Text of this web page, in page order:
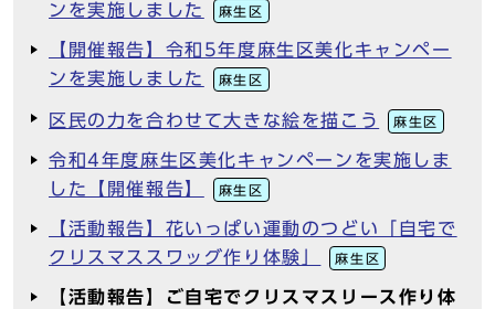
ンを実施しました
麻生区
【開催報告】令和5年度麻生区美化キャンペー
ンを実施しました
麻生区
区民の力を合わせて大きな絵を描こう 麻生区
令和4年度麻生区美化キャンペーンを実施しま
した【開催報告】
麻生区
【活動報告】花いっぱい運動のつどい「自宅で
クリスマススワッグ作り体験」
麻生区
【活動報告】ご自宅でクリスマスリース作り体